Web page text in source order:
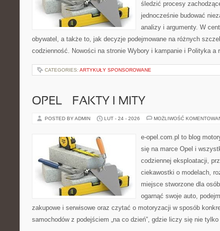
śledzić procesy
jednocześnie budować
analizy i argumenty. W
obywatel, a także to, jak decyzje podejmowane na różnych
codzienność. Nowości na stronie Wybory i kampanie i Polityka
CATEGORIES: ARTYKUŁY SPONSOROWANE
OPEL – FAKTY I MITY
POSTED BY ADMIN LUT - 24 - 2026 MOŻLIWOŚĆ
e-opel.com.pl to blog
się na marce Opel i
codziennej eksploatacji,
ciekawostki o modelach,
miejsce stworzone dla
ogarnąć swoje auto,
zakupowe i serwisowe oraz czytać o motoryzacji w sposób
samochodów z podejściem „na co dzień”, gdzie liczy się nie